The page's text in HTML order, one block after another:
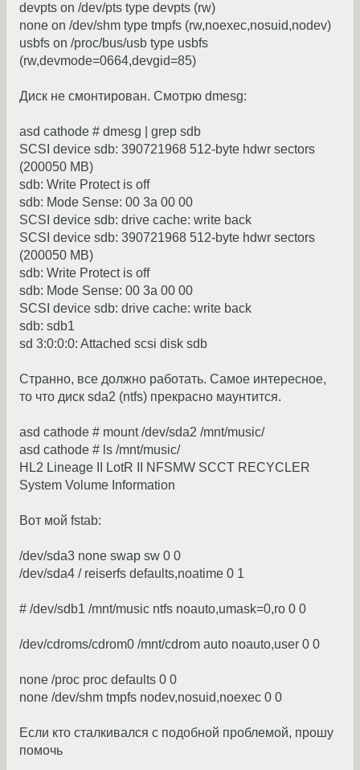
devpts on /dev/pts type devpts (rw)
none on /dev/shm type tmpfs (rw,noexec,nosuid,nodev)
usbfs on /proc/bus/usb type usbfs
(rw,devmode=0664,devgid=85)
Диск не смонтирован. Смотрю dmesg:
asd cathode # dmesg | grep sdb
SCSI device sdb: 390721968 512-byte hdwr sectors
(200050 MB)
sdb: Write Protect is off
sdb: Mode Sense: 00 3a 00 00
SCSI device sdb: drive cache: write back
SCSI device sdb: 390721968 512-byte hdwr sectors
(200050 MB)
sdb: Write Protect is off
sdb: Mode Sense: 00 3a 00 00
SCSI device sdb: drive cache: write back
sdb: sdb1
sd 3:0:0:0: Attached scsi disk sdb
Странно, все должно работать. Самое интересное,
то что диск sda2 (ntfs) прекрасно маунтится.
asd cathode # mount /dev/sda2 /mnt/music/
asd cathode # ls /mnt/music/
HL2 Lineage II LotR II NFSMW SCCT RECYCLER
System Volume Information
Вот мой fstab:
/dev/sda3 none swap sw 0 0
/dev/sda4 / reiserfs defaults,noatime 0 1
# /dev/sdb1 /mnt/music ntfs noauto,umask=0,ro 0 0
/dev/cdroms/cdrom0 /mnt/cdrom auto noauto,user 0 0
none /proc proc defaults 0 0
none /dev/shm tmpfs nodev,nosuid,noexec 0 0
Если кто сталкивался с подобной проблемой, прошу
помочь